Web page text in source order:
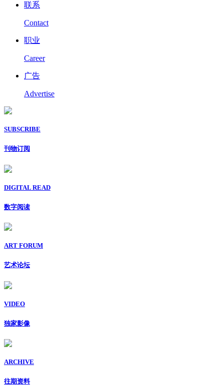
联系
Contact
职业
Career
广告
Advertise
SUBSCRIBE
刊物订阅
DIGITAL READ
数字阅读
ART FORUM
艺术论坛
VIDEO
独家影像
ARCHIVE
往期资料